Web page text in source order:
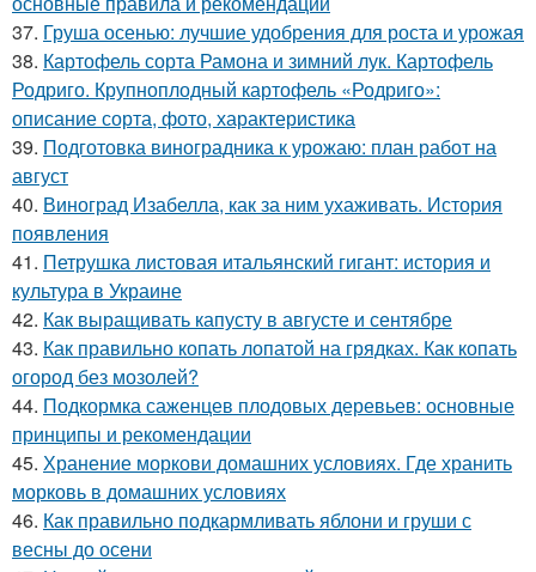
37. Груша осенью: лучшие удобрения для роста и урожая
38. Картофель сорта Рамона и зимний лук. Картофель
Родриго. Крупноплодный картофель «Родриго»:
описание сорта, фото, характеристика
39. Подготовка виноградника к урожаю: план работ на
август
40. Виноград Изабелла, как за ним ухаживать. История
появления
41. Петрушка листовая итальянский гигант: история и
культура в Украине
42. Как выращивать капусту в августе и сентябре
43. Как правильно копать лопатой на грядках. Как копать
огород без мозолей?
44. Подкормка саженцев плодовых деревьев: основные
принципы и рекомендации
45. Хранение моркови домашних условиях. Где хранить
морковь в домашних условиях
46. Как правильно подкармливать яблони и груши с
весны до осени